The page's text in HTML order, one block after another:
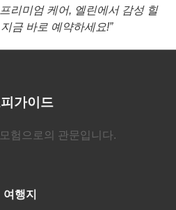
리미엄 케어, 엘린에서 감성 힐
금 바로 예약하세요!”
가이드
험으로의 관문입니다.
여행지